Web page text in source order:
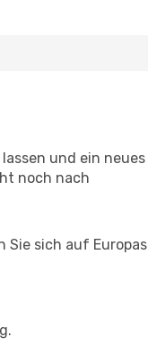
und ein neues
noch nach
Sie sich auf Europas